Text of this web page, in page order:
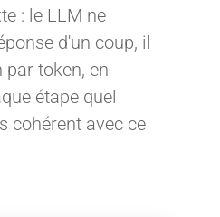
: le LLM ne
d'un coup, il
token, en
étape quel
cohérent avec ce